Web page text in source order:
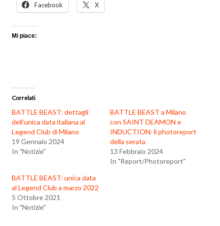
Facebook X
Mi piace:
Correlati
BATTLE BEAST: dettagli
dell’unica data italiana al
Legend Club di Milano
19 Gennaio 2024
In "Notizie"
BATTLE BEAST a Milano
con SAINT DEAMON e
INDUCTION: il photoreport
della serata
13 Febbraio 2024
In "Report/Photoreport"
BATTLE BEAST: unica data
al Legend Club a marzo 2022
5 Ottobre 2021
In "Notizie"